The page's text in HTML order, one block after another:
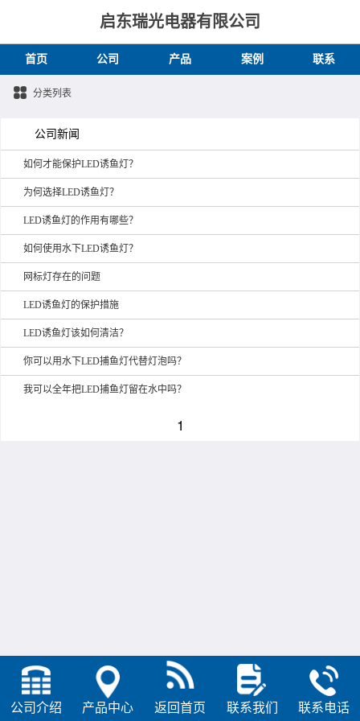
启东瑞光电器有限公司
首页 公司 产品 案例 联系
分类列表
公司新闻
如何才能保护LED诱鱼灯？
为何选择LED诱鱼灯？
LED诱鱼灯的作用有哪些？
如何使用水下LED诱鱼灯？
网标灯存在的问题
LED诱鱼灯的保护措施
LED诱鱼灯该如何清洁？
你可以用水下LED捕鱼灯代替灯泡吗？
我可以全年把LED捕鱼灯留在水中吗？
1
公司介绍 产品中心 返回首页 联系我们 联系电话